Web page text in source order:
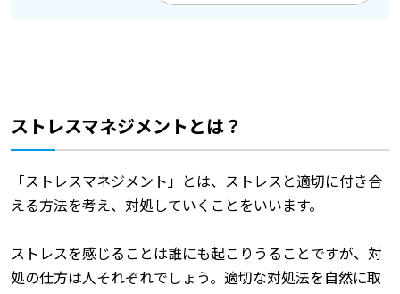
ストレスマネジメントとは？
「ストレスマネジメント」とは、ストレスと適切に付き合
える方法を考え、対処していくことをいいます。
ストレスを感じることは誰にも起こりうることですが、対
処の仕方は人それぞれでしょう。適切な対処法を自然に取